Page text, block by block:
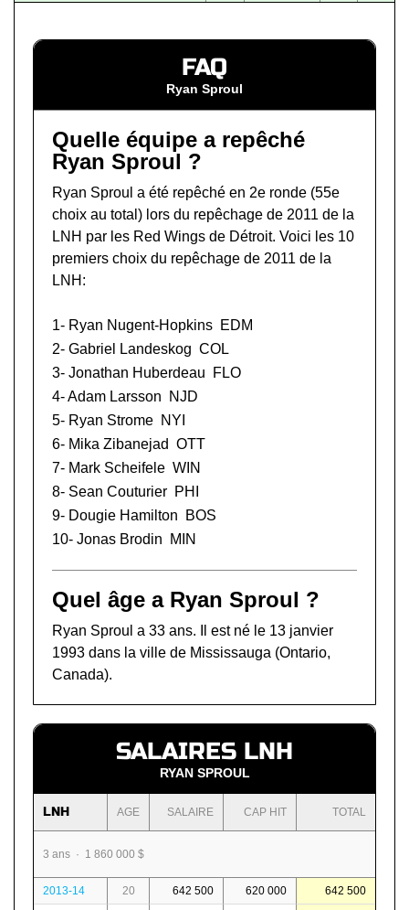
FAQ
Ryan Sproul
Quelle équipe a repêché
Ryan Sproul ?
Ryan Sproul a été repêché en 2e ronde (55e
choix au total) lors du repêchage de 2011 de la
LNH par les Red Wings de Détroit. Voici les 10
premiers choix du repêchage de 2011 de la
LNH:
1- Ryan Nugent-Hopkins EDM
2- Gabriel Landeskog COL
3- Jonathan Huberdeau
FLO
4-Adam Larsson
NJD
5- Ryan Strome NYI
6- Mika Zibanejad OTT
7- Mark Scheifele WIN
8- Sean Couturier PHI
9- Dougie Hamilton
BOS
10- Jonas Brodin MIN
Quel âge a Ryan Sproul ?
Ryan Sproul a 33 ans. Il est né le 13 janvier
1993 dans la ville de Mississauga (Ontario,
Canada).
SALAIRES LNH
RYAN SPROUL
LNH AGE SALAIRE CAP HIT TOTAL
3 ans · 1 860 000 $
2013-14 20 642 500 620 000 642 500